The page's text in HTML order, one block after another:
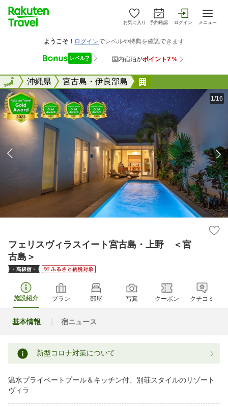
お気に入り 予約確認 ログイン メニュー
全国沖縄県 宮古島・伊良部島
全国
1/16
フェリスヴィラスイート宮古島・上野 ＜宮
古島＞
施設紹介 プラン 部屋 写真 クーポン クチコミ
基本情報 宿ニュース
新型コロナ対策について
温水プライベートプール＆キッチン付、別荘スタイルのリゾート
ヴィラ